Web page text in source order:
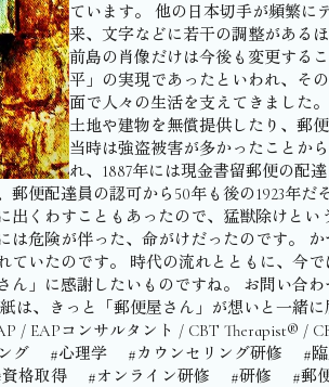
ています。 他の日本切手が頻繁に
来、文字などに若干の調整がある
前島の肖像だけは今後も変更する
平」の実現であったといわれ、そ
面で人々の生活を支えてきました
土地や建物を無償提供したり、郵
当時は強盗被害が多かったことか
れ、1887年には現金書留郵便の配
便配達員の認可から50年も後の1923年
出くわすこともあったので、猛獣除けと
は危険が伴った、命がけだったのです。
ていたのです。 時代の流れとともに、今
ん」に感謝したいものですね。 お問い合
は、きっと「郵便屋さん」が想いと一緒
/ EAPコンサルタント / CBT Therapist®︎ /
ング #心理学 #カウンセリング研修
格取得 #オンライン研修 #研修 #郵